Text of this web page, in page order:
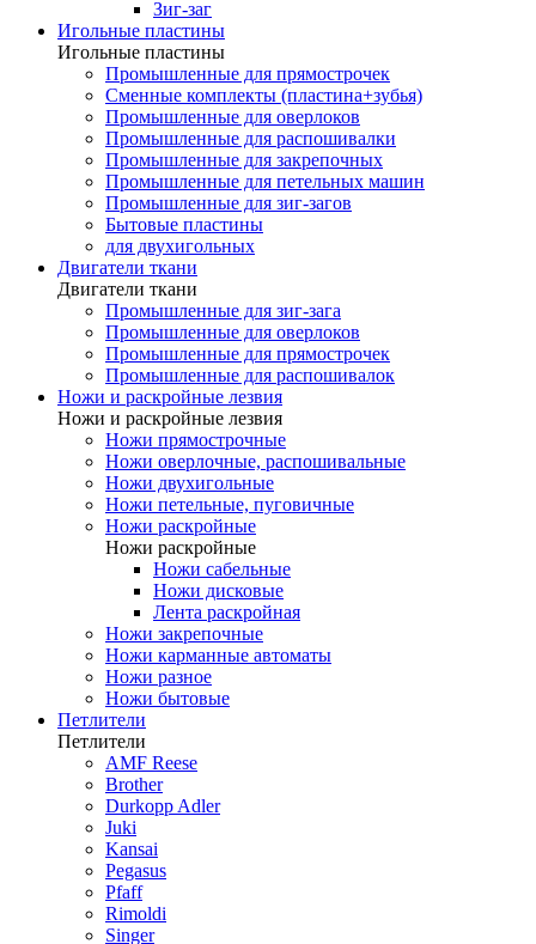
Зиг-заг
Игольные пластины
Игольные пластины
Промышленные для прямострочек
Сменные комплекты (пластина+зубья)
Промышленные для оверлоков
Промышленные для распошивалки
Промышленные для закрепочных
Промышленные для петельных машин
Промышленные для зиг-загов
Бытовые пластины
для двухигольных
Двигатели ткани
Двигатели ткани
Промышленные для зиг-зага
Промышленные для оверлоков
Промышленные для прямострочек
Промышленные для распошивалок
Ножи и раскройные лезвия
Ножи и раскройные лезвия
Ножи прямострочные
Ножи оверлочные, распошивальные
Ножи двухигольные
Ножи петельные, пуговичные
Ножи раскройные
Ножи раскройные
Ножи сабельные
Ножи дисковые
Лента раскройная
Ножи закрепочные
Ножи карманные автоматы
Ножи разное
Ножи бытовые
Петлители
Петлители
AMF Reese
Brother
Durkopp Adler
Juki
Kansai
Pegasus
Pfaff
Rimoldi
Singer